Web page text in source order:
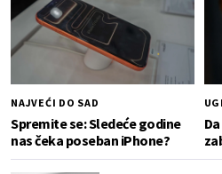
NAJVEĆI DO SAD
Spremite se: Sledeće godine
nas čeka poseban iPhone?